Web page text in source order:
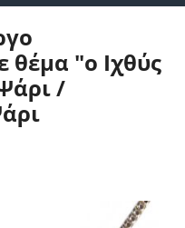
θέμα "ο Ιχθύς
/